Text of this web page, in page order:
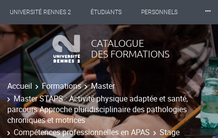
UNIVERSITÉ RENNES 2 ÉTUDIANTS PERSONNELS
INTERNATIONAL PROFESSIONNELS BIBLIOTHÈQUES
LES NOUVELLES DE RENNES 2
⸱⸱⸱
CATALOGUE
DES FORMATIONS
Accueil Formations
Master
Master STAPS : Activité physique adaptée et santé,
parcours Approche pluridisciplinaire des pathologies
chroniques et motrices
Compétences professionnelles en APAS
Stage